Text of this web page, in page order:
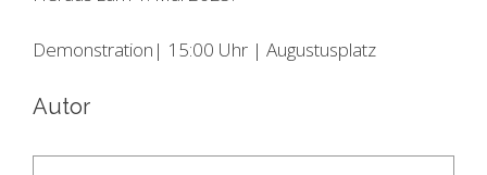
Demonstration| 15:00 Uhr | Augustusplatz
Autor